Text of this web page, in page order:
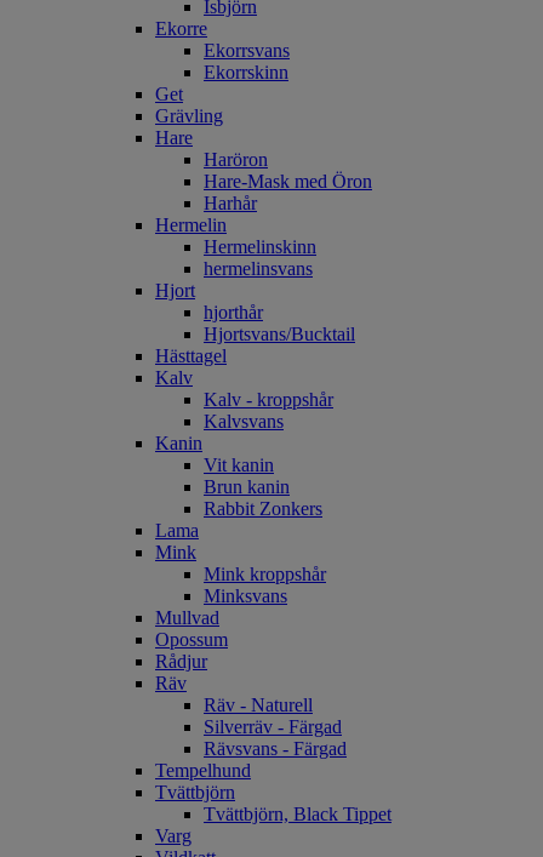
Isbjörn
Ekorre
Ekorrsvans
Ekorrskinn
Get
Grävling
Hare
Haröron
Hare-Mask med Öron
Harhår
Hermelin
Hermelinskinn
hermelinsvans
Hjort
hjorthår
Hjortsvans/Bucktail
Hästtagel
Kalv
Kalv - kroppshår
Kalvsvans
Kanin
Vit kanin
Brun kanin
Rabbit Zonkers
Lama
Mink
Mink kroppshår
Minksvans
Mullvad
Opossum
Rådjur
Räv
Räv - Naturell
Silverräv - Färgad
Rävsvans - Färgad
Tempelhund
Tvättbjörn
Tvättbjörn, Black Tippet
Varg